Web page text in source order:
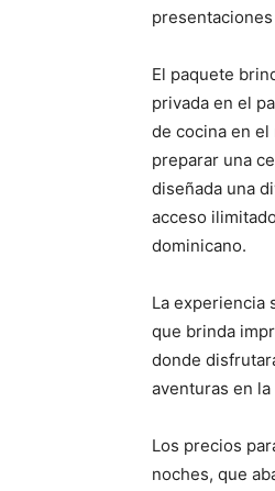
El paquete
privada en el
de cocina en
preparar una
diseñada una
acceso
dominicano.
La experiencia
que brinda
donde
aventuras en
Los precios
noches, que